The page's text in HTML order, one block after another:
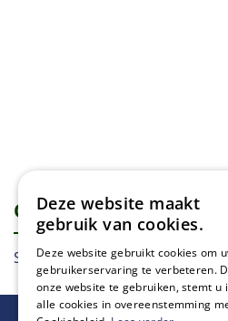
Omschrijving
Stokroos, Stockrose,
Deze website maakt
gebruik van cookies.
Deze website gebruikt cookies om
gebruikerservaring te verbeteren.
onze website te gebruiken, stemt u
alle cookies in overeenstemming